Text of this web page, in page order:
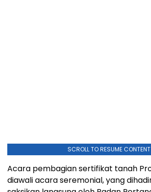
SCROLL TO RESUME CONTENT
Acara pembagian sertifikat tanah
diawali acara seremonial, yang